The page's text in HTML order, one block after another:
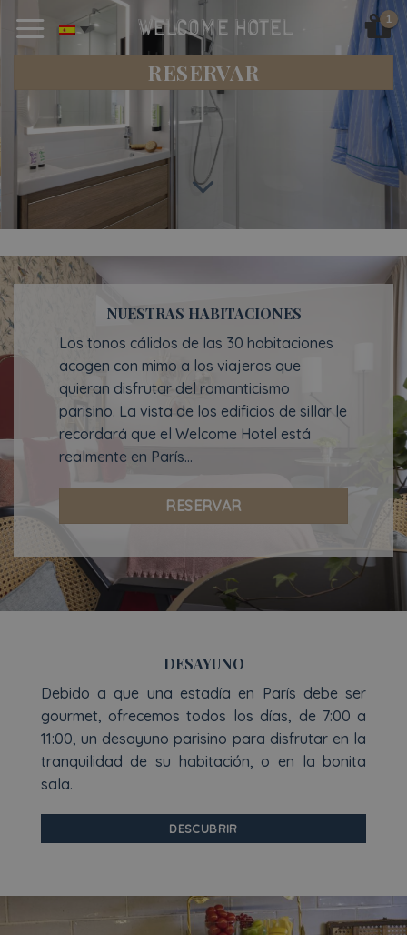
content
RESERVAR
NUESTRAS HABITACIONES
Los tonos cálidos de las 30 habitaciones
acogen con mimo a los viajeros que
quieran disfrutar del romanticismo
parisino. La vista de los edificios de sillar le
recordará que el Welcome Hotel está
realmente en París…
RESERVAR
DESAYUNO
Debido a que una estadía en París debe ser
gourmet, ofrecemos todos los días, de 7:00 a
11:00, un desayuno parisino para disfrutar en la
tranquilidad de su habitación, o en la bonita
sala.
DESCUBRIR